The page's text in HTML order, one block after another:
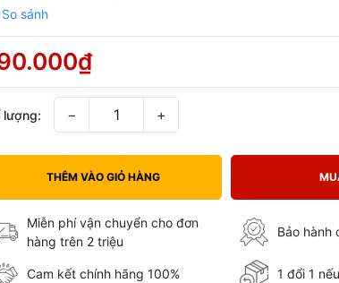
lượng: − +
THÊM VÀO GIỎ HÀNG
Miễn phí vận chuyển cho đơn
hàng trên 2 triệu
Bảo hành
Cam kết chính hãng 100% 1 đổi 1